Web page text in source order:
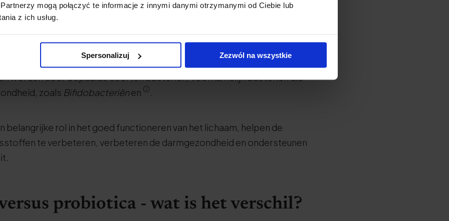
mogą połączyć te informacje z innymi danymi otrzymanymi od Ciebie lub
z ich usług.
Spersonalizuj Zezwól na wszystkie
stof, meestal te vinden in bepaalde voedingsmiddelen, die de groei en
zijn speciale vezeltypes die niet verteerbaar zijn voor mensen, maar wel
worden door bepaalde soorten bacteriën, voornamelijk bacteriën die
zoals Bifidobacteriënen .
belangrijke rol in het goed functioneren van het lichaam, helpen de
te verbeteren, verbeteren de darmgezondheid en ondersteunen
probiotica - wat is het verschil?